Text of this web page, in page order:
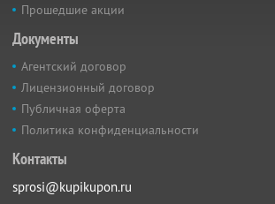
Прошедшие акции
Документы
Агентский договор
Лицензионный договор
Публичная оферта
Политика конфиденциальности
Контакты
sprosi@kupikupon.ru